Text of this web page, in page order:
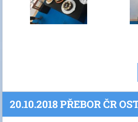
20.10.2018 PŘEBOR ČR